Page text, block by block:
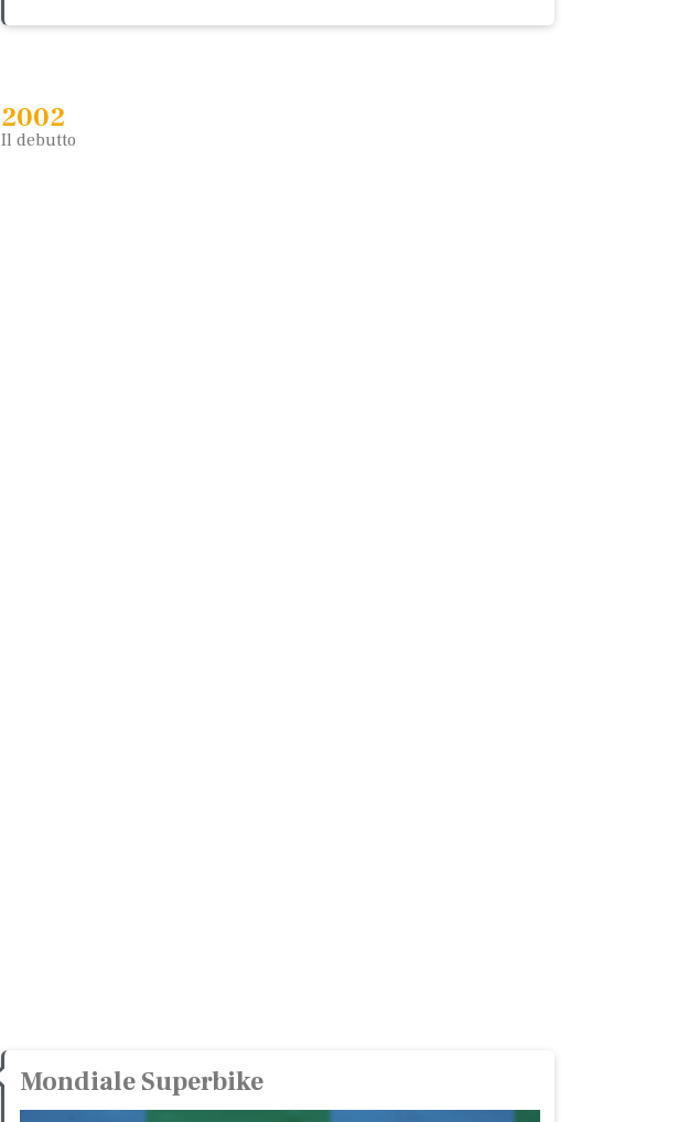
2002
Il debutto
Mondiale Superbike